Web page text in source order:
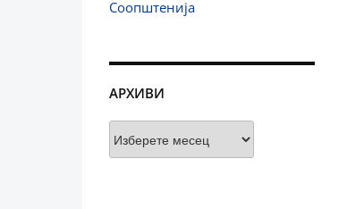
Соопштенија
АРХИВИ